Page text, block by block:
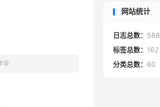
会
网站统计
日志总数： 588
标签总数： 162
分类总数： 60